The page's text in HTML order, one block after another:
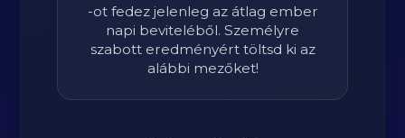
-ot fedez jelenleg az átlag ember
napi beviteléből. Személyre
szabott eredményért töltsd ki az
alábbi mezőket!